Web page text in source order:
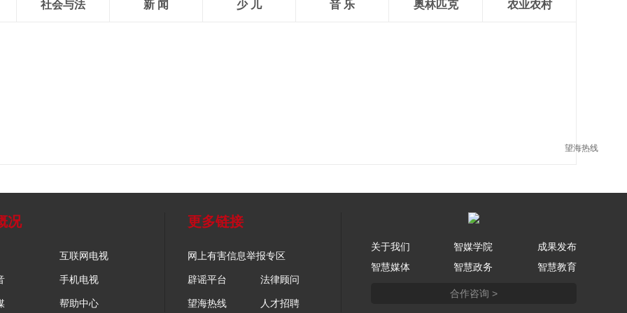
望海热线
社会与法 新 闻 少 儿 音 乐 奥林匹克 农业农村
况
互联网电视
手机电视
帮助中心
更多链接
网上有害信息举报专区
辟谣平台 法律顾问
望海热线 人才招聘
关于我们 智媒学院
成果发布
智慧媒体
智慧政务 智慧教育
合作咨询 >